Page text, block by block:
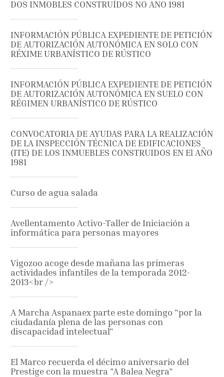
DOS INMOBLES CONSTRUÍDOS NO ANO 1981
INFORMACIÓN PÚBLICA EXPEDIENTE DE PETICIÓN
DE AUTORIZACIÓN AUTONÓMICA EN SOLO CON
RÉXIME URBANÍSTICO DE RÚSTICO
INFORMACIÓN PÚBLICA EXPEDIENTE DE PETICIÓN
DE AUTORIZACIÓN AUTONÓMICA EN SUELO CON
RÉGIMEN URBANÍSTICO DE RÚSTICO
CONVOCATORIA DE AYUDAS PARA LA REALIZACIÓN
DE LA INSPECCIÓN TÉCNICA DE EDIFICACIONES
(ITE) DE LOS INMUEBLES CONSTRUIDOS EN El AÑO
1981
Curso de agua salada
Avellentamento Activo-Taller de Iniciación a
informática para personas mayores
Vigozoo acoge desde mañana las primeras
actividades infantiles de la temporada 2012-
2013<br />
A Marcha Aspanaex parte este domingo "por la
ciudadanía plena de las personas con
discapacidad intelectual"
El Marco recuerda el décimo aniversario del
Prestige con la muestra "A Balea Negra"